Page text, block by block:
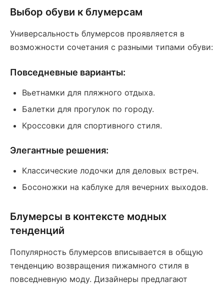
Выбор обуви к блумерсам
Универсальность блумерсов проявляется в
возможности сочетания с разными типами обуви:
Повседневные варианты:
Вьетнамки для пляжного отдыха.
Балетки для прогулок по городу.
Кроссовки для спортивного стиля.
Элегантные решения:
Классические лодочки для деловых встреч.
Босоножки на каблуке для вечерних выходов.
Блумерсы в контексте модных
тенденций
Популярность блумерсов вписывается в общую
тенденцию возвращения пижамного стиля в
повседневную моду. Дизайнеры предлагают